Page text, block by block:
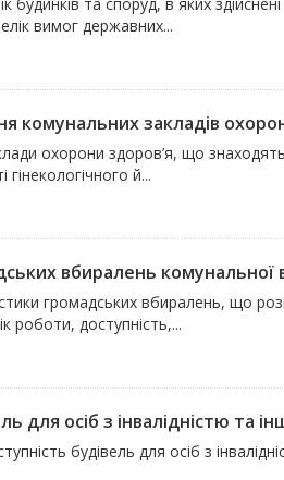
вимог державних...
комунальних закладів
охорони здоров’я, що
й...
вбиралень комунальної
громадських вбиралень, що
роботи, доступність,...
для осіб з інвалідністю та
будівель для осіб з